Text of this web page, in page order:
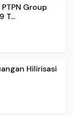
Group
T...
Hilirisasi